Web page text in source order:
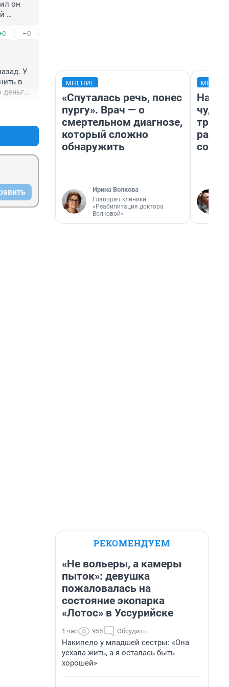
он
–0
У
в
деньги
МНЕНИЕ
«Спуталась речь, понес
пургу». Врач — о
смертельном диагнозе,
который сложно
обнаружить
Ирина Волкова
Главврач клиники
«Реабилитация доктора
Волковой»
РЕКОМЕНДУЕМ
«Не вольеры, а камеры
пыток»: девушка
пожаловалась на
состояние экопарка
«Лотос» в Уссурийске
1 час 955 Обсудить
Накипело у младшей сестры: «Она
уехала жить, а я осталась быть
хорошей»